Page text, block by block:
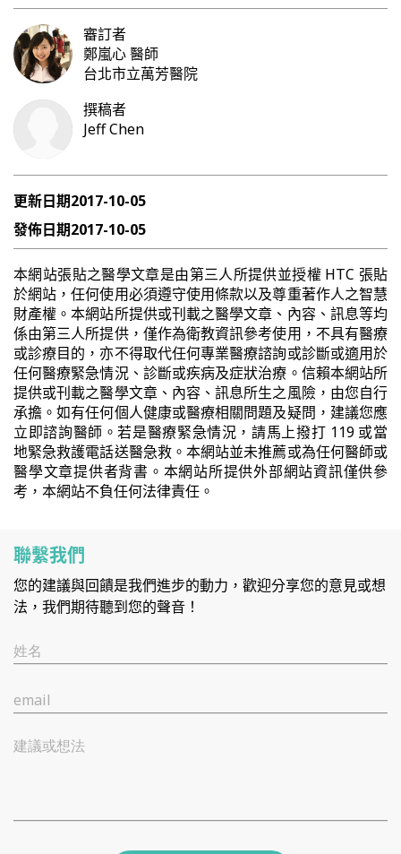
審訂者
鄭嵐心醫師
台北市立萬芳醫院
撰稿者
Jeff Chen
更新日期2017-10-05
發佈日期2017-10-05
本網站張貼之醫學文章是由第三人所提供並授權 HTC 張貼
於網站，任何使用必須遵守使用條款以及尊重著作人之智慧
財產權。本網站所提供或刊載之醫學文章、內容、訊息等均
係由第三人所提供，僅作為衛教資訊參考使用，不具有醫療
或診療目的，亦不得取代任何專業醫療諮詢或診斷或適用於
任何醫療緊急情況、診斷或疾病及症狀治療。信賴本網站所
提供或刊載之醫學文章、內容、訊息所生之風險，由您自行
承擔。如有任何個人健康或醫療相關問題及疑問，建議您應
立即諮詢醫師。若是醫療緊急情況，請馬上撥打 119 或當
地緊急救護電話送醫急救。本網站並未推薦或為任何醫師或
醫學文章提供者背書。本網站所提供外部網站資訊僅供參
考，本網站不負任何法律責任。
聯繫我們
您的建議與回饋是我們進步的動力，歡迎分享您的意見或想
法，我們期待聽到您的聲音！
姓名
email
建議或想法